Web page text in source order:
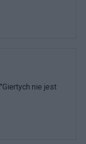
nie jest